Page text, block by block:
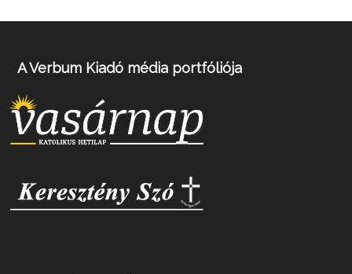
A Verbum Kiadó média portfóliója